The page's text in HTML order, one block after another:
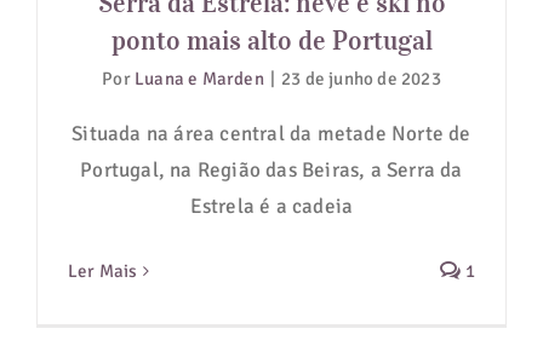
Guias de Viagem
Hotéis
ponto mais alto de Portugal
Por Luana e Marden | 23 de junho de 2023
Situada na área central da metade Norte de
Portugal, na Região das Beiras, a Serra da
Estrela é a cadeia
Ler Mais 1